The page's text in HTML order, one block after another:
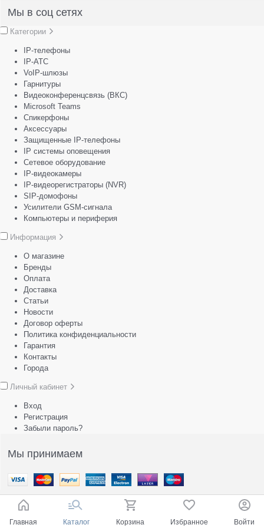
Мы в соц сетях
Категории
IP-телефоны
IP-АТС
VoIP-шлюзы
Гарнитуры
Видеоконференцсвязь (ВКС)
Microsoft Teams
Спикерфоны
Аксессуары
Защищенные IP-телефоны
IP системы оповещения
Сетевое оборудование
IP-видеокамеры
IP-видеорегистраторы (NVR)
SIP-домофоны
Усилители GSM-сигнала
Компьютеры и периферия
Информация
О магазине
Бренды
Оплата
Доставка
Статьи
Новости
Договор оферты
Политика конфиденциальности
Гарантия
Контакты
Города
Личный кабинет
Вход
Регистрация
Забыли пароль?
Мы принимаем
Главная Каталог Корзина Избранное Войти